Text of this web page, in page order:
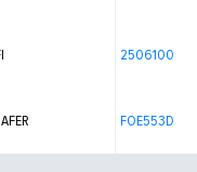
2506100
FOE553D